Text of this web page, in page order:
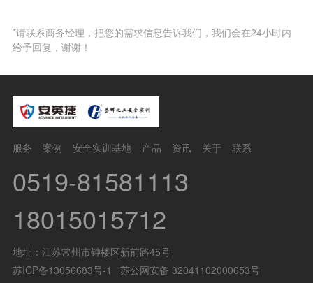
*请联系商务经理，把您的需求信息告诉我们，我们会在24小时内
给予回复，谢谢！
服务 案例 安全实训基地 产品 资讯 关于 联系
0519-81581113
18015015712
地址：江苏常州市钟楼区新前路45号
苏ICP备13056683号-1
苏公网安备 32041102000653号